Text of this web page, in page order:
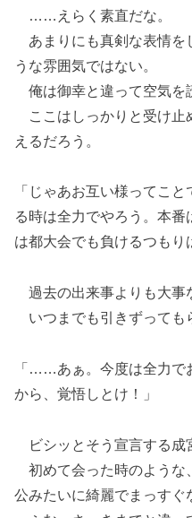
……えらく素直だな。
あまりにも真剣な表情を
うな雰囲気ではない。
俺は御幸と違って空気を
ここはしっかりと受け止
えるだろう。
「じゃあお互い様ってこ
る時は全力でやろう。本
は都大会でも負けるつもり
過去の出来事よりも大事
いつまでも引きずっても
「……あぁ。今度は全力で
から、覚悟しとけ！」
ビシッとそう宣言する成
初めて会った時のような
公みたいに綺麗でまっすぐ